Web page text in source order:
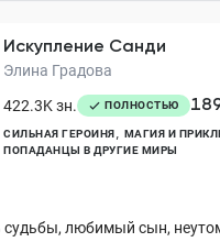
Искупление Санди
Элина Градова
422.3K зн.
ПОЛНОСТЬЮ
СИЛЬНАЯ ГЕРОИНЯ
МАГИЯ И
ПОПАДАНЦЫ В ДРУГИЕ МИРЫ
судьбы, любимый сын,